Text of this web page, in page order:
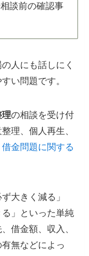
談前の確認事
人にも話しにく
い問題です。
理の相談を受け付
理、個人再生、
借金問題に関する
大きく減る」
る」といった単純
借金額、収入、
無などによっ